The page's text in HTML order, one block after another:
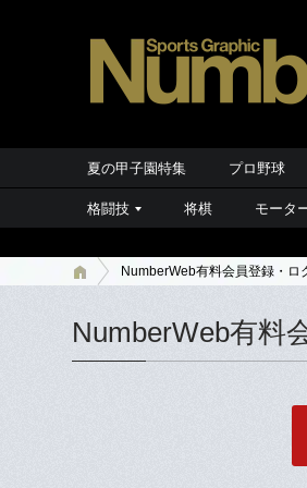
夏の甲子園特集 プロ野球
格闘技 将棋 モータ
NumberWeb有料会員登録・ロ
NumberWeb有料